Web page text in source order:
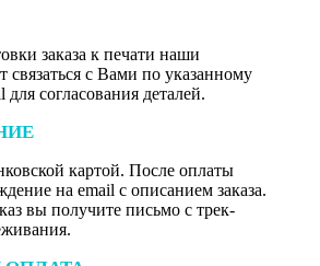
заказа к печати наши
связаться с Вами по указанному
согласования деталей.
картой. После оплаты
на email с описанием заказа.
вы получите письмо с трек-